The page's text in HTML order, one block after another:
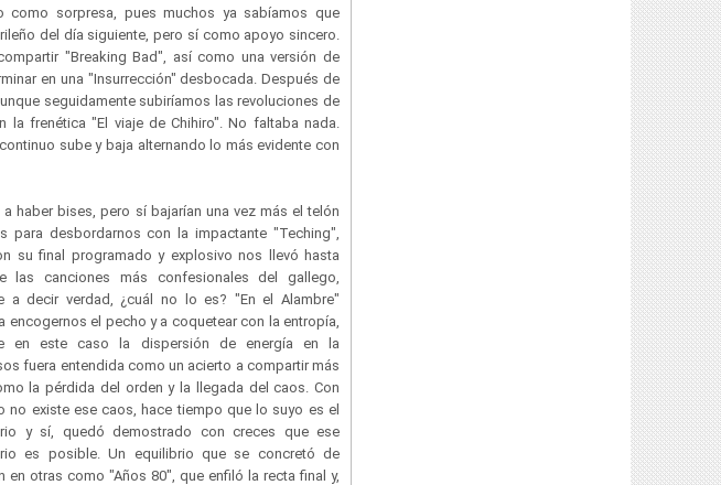
como sorpresa, pues muchos ya sabíamos que
del día siguiente, pero sí como apoyo sincero.
"Breaking Bad", así como una versión de
en una "Insurrección" desbocada. Después de
seguidamente subiríamos las revoluciones de
frenética "El viaje de Chihiro". No faltaba nada.
sube y baja alternando lo más evidente con
a haber bises, pero sí bajarían una vez más el telón
para desbordarnos con la impactante "Teching",
su final programado y explosivo nos llevó hasta
las canciones más confesionales del gallego,
a decir verdad, ¿cuál no lo es? "En el Alambre"
encogernos el pecho y a coquetear con la entropía,
en este caso la dispersión de energía en la
fuera entendida como un acierto a compartir más
la pérdida del orden y la llegada del caos. Con
no existe ese caos, hace tiempo que lo suyo es el
y sí, quedó demostrado con creces que ese
es posible. Un equilibrio que se concretó de
otras como "Años 80", que enfiló la recta final y,